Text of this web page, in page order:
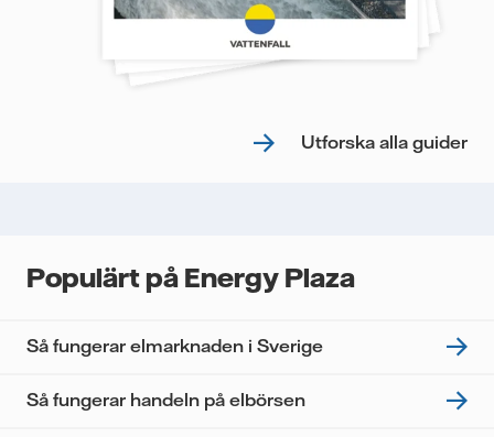
Utforska alla guider
Populärt på Energy Plaza
Så fungerar elmarknaden i Sverige
Så fungerar handeln på elbörsen